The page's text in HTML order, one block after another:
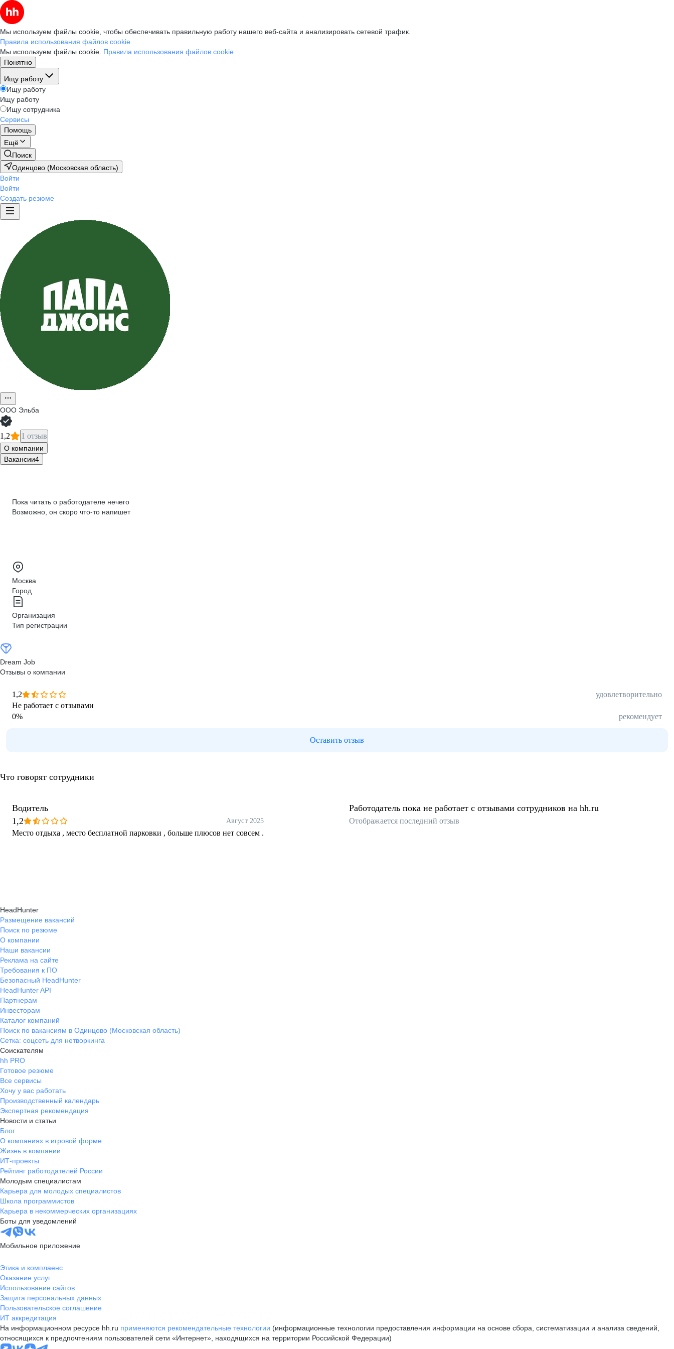
Мы используем файлы cookie, чтобы обеспечивать правильную работу нашего веб-сайта и анализировать сетевой трафик.
Правила использования файлов cookie
Мы используем файлы cookie. Правила использования файлов cookie
Понятно
Ищу работу
Ищу работу
Ищу работу
Ищу сотрудника
Сервисы
Помощь
Ещё
Поиск
Одинцово (Московская область)
Войти
Войти
Создать резюме
ООО Эльба
1,2 1 отзыв
О компании
Вакансии4
Пока читать о работодателе нечего
Возможно, он скоро что‑то напишет
Москва
Город
Организация
Тип регистрации
Dream Job
Отзывы о компании
1,2
удовлетворительно
Не работает с отзывами
0% рекомендует
Оставить отзыв
Что говорят сотрудники
Водитель
1,2
Август 2025
Место отдыха , место бесплатной парковки , больше плюсов нет совсем .
Работодатель пока не работает с отзывами сотрудников на hh.ru
Отображается последний отзыв
HeadHunter
Размещение вакансий
Поиск по резюме
О компании
Наши вакансии
Реклама на сайте
Требования к ПО
Безопасный HeadHunter
HeadHunter API
Партнерам
Инвесторам
Каталог компаний
Поиск по вакансиям в Одинцово (Московская область)
Сетка: соцсеть для нетворкинга
Соискателям
hh PRO
Готовое резюме
Все сервисы
Хочу у вас работать
Производственный календарь
Экспертная рекомендация
Новости и статьи
Блог
О компаниях в игровой форме
Жизнь в компании
ИТ-проекты
Рейтинг работодателей России
Молодым специалистам
Карьера для молодых специалистов
Школа программистов
Карьера в некоммерческих организациях
Боты для уведомлений
Мобильное приложение
Этика и комплаенс
Оказание услуг
Использование сайтов
Защита персональных данных
Пользовательское соглашение
ИТ аккредитация
На информационном ресурсе hh.ru применяются рекомендательные технологии (информационные технологии предоставления информации на основе сбора, систематизации и анализа сведений,
относящихся к предпочтениям пользователей сети «Интернет», находящихся на территории Российской Федерации)